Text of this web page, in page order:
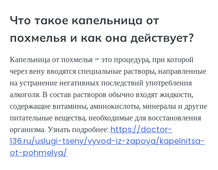
Что такое капельница от
похмелья и как она действует?
Капельница от похмелья – это процедура, при которой
через вену вводятся специальные растворы, направленные
на устранение негативных последствий употребления
алкоголя. В состав растворов обычно входят жидкости,
содержащие витамины, аминокислоты, минералы и другие
питательные вещества, необходимые для восстановления
организма. Узнать подробнее: https://doctor-
136.ru/uslugi-tseny/vyvod-iz-zapoya/kapelnitsa-
ot-pohmelya/